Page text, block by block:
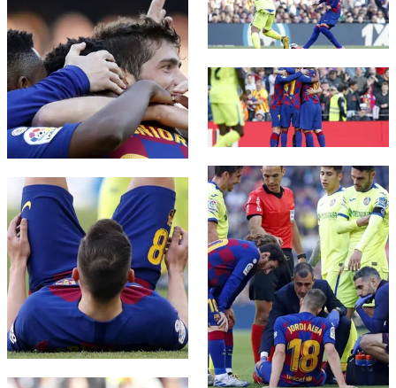
FC Barcelona club badge
FC Barcelona club badge
FC Barcelona club badge